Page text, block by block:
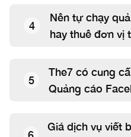
4
Nên tự chạy
hay thuê đơn vị
5
The7 có cung
Quảng cáo
Giá dịch vụ viết